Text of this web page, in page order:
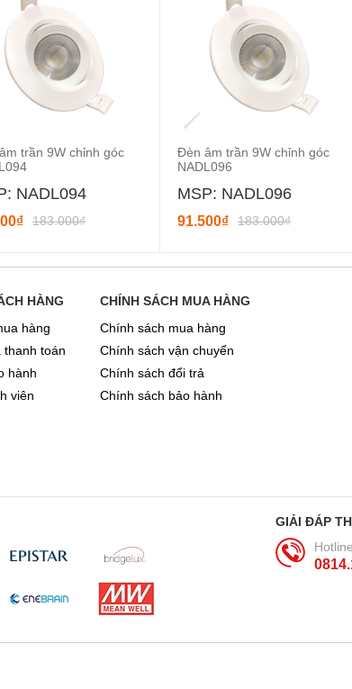
trần 9W chỉnh góc
NADL094
183.000₫
Đèn âm trần 9W chỉnh góc
NADL096
MSP: NADL096
91.500₫ 183.000₫
HÀNG
hàng
thanh toán
hành
viên
CHÍNH SÁCH MUA HÀNG
Chính sách mua hàng
Chính sách vận chuyển
Chính sách đổi trả
Chính sách bảo hành
GIẢI ĐÁP
Hotline